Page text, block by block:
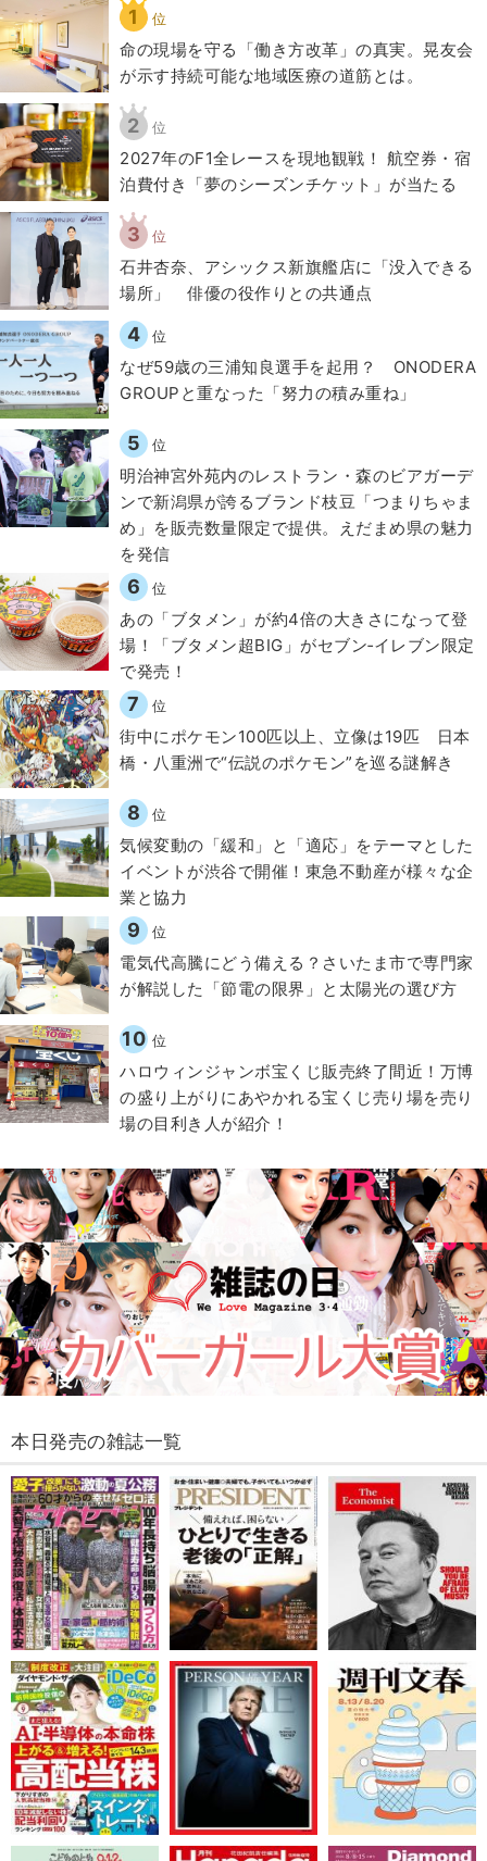
1 位
​命の現場を守る「働き方改革」の真実。晃友会
が示す持続可能な地域医療の道筋とは。
2 位
2027年のF1全レースを現地観戦！ 航空券・宿
泊費付き「夢のシーズンチケット」が当たる
3 位
石井杏奈、アシックス新旗艦店に「没入できる
場所」 俳優の役作りとの共通点
4 位
なぜ59歳の三浦知良選手を起用？ ONODERA
GROUPと重なった「努力の積み重ね」
5 位
明治神宮外苑内のレストラン・森のビアガーデ
ンで新潟県が誇るブランド枝豆「つまりちゃま
め」を販売数量限定で提供。えだまめ県の魅力
を発信
6 位
あの「ブタメン」が約4倍の大きさになって登
場！「ブタメン超BIG」がセブン‐イレブン限定
で発売！
7 位
街中にポケモン100匹以上、立像は19匹 日本
橋・八重洲で“伝説のポケモン”を巡る謎解き
8 位
気候変動の「緩和」と「適応」をテーマとした
イベントが渋谷で開催！東急不動産が様々な企
業と協力
9 位
電気代高騰にどう備える？さいたま市で専門家
が解説した「節電の限界」と太陽光の選び方
10 位
ハロウィンジャンボ宝くじ販売終了間近！万博
の盛り上がりにあやかれる宝くじ売り場を売り
場の目利き人が紹介！
本日発売の雑誌一覧